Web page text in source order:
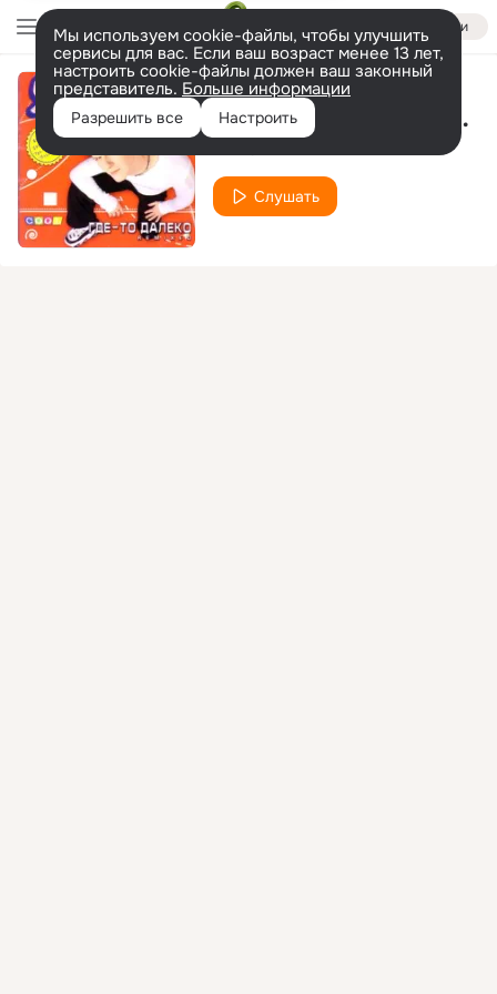
Войти
Мы используем cookie-файлы, чтобы улучшить
сервисы для вас. Если ваш возраст менее 13 лет,
настроить cookie-файлы должен ваш законный
представитель. Больше информации
Разрешить все Настроить Замерзаю (X-Mode Колотун Remix)
Слушать